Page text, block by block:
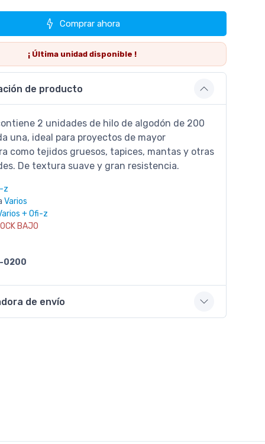
Comprar ahora
¡ Última unidaddisponible !
de producto
2 unidades de hilo de algodón de 200
una, ideal para proyectos de mayor
como tejidos gruesos, tapices, mantas y otras
De textura suave y gran resistencia.
z
Varios
+ Ofi-z
BAJO
0200
de envío